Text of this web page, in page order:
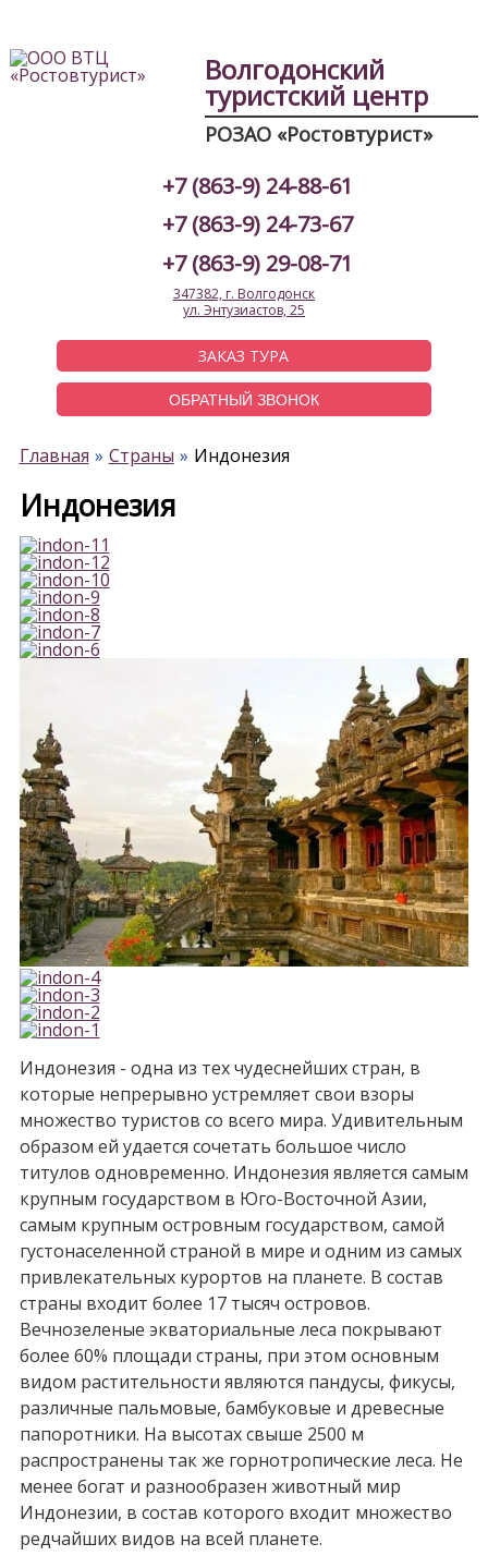
Волгодонский
туристский центр
РОЗАО «Ростовтурист»
ЗАКАЗ ТУРА
ОБРАТНЫЙ ЗВОНОК
+7 (863-9) 24-88-61
+7 (863-9) 24-73-67
+7 (863-9) 29-08-71
347382, г. Волгодонск
ул. Энтузиастов, 25
Главная Страны Индонезия
Индонезия
Индонезия - одна из тех чудеснейших стран, в
которые непрерывно устремляет свои взоры
множество туристов со всего мира. Удивительным
образом ей удается сочетать большое число
титулов одновременно. Индонезия является самым
крупным государством в Юго-Восточной Азии,
самым крупным островным государством, самой
густонаселенной страной в мире и одним из самых
привлекательных курортов на планете. В состав
страны входит более 17 тысяч островов.
Вечнозеленые экваториальные леса покрывают
более 60% площади страны, при этом основным
видом растительности являются пандусы, фикусы,
различные пальмовые, бамбуковые и древесные
папоротники. На высотах свыше 2500 м
распространены так же горнотропические леса. Не
менее богат и разнообразен животный мир
Индонезии, в состав которого входит множество
редчайших видов на всей планете.